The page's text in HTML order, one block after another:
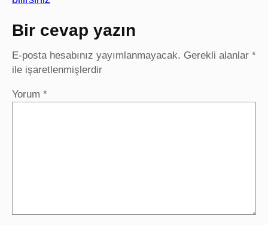
Bir cevap yazın
E-posta hesabınız yayımlanmayacak. Gerekli alanlar *
ile işaretlenmişlerdir
Yorum *